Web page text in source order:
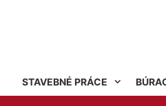
STAVEBNÉ PRÁCE